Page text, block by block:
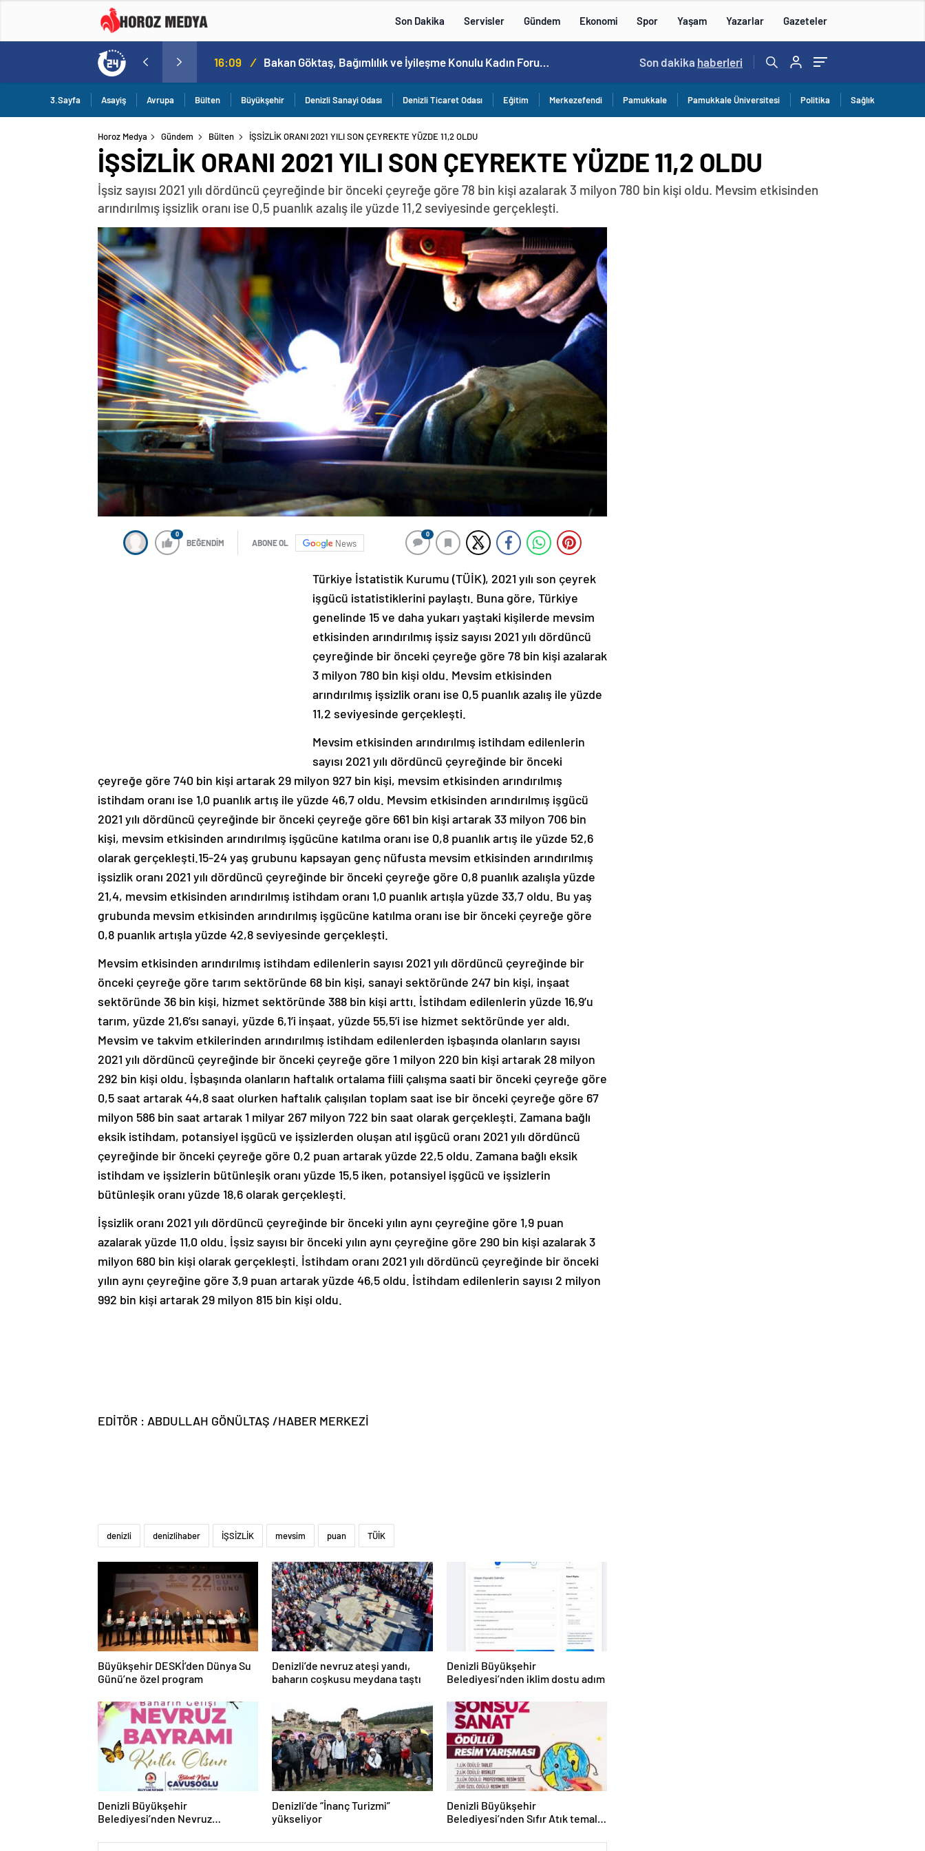
Son Dakika Servisler Gündem Ekonomi Spor Yaşam Yazarlar Gazeteler
16:09 / Bakan Göktaş, Bağımlılık ve İyileşme Konulu Kadın Forumu’nda konuştu: 15:59 /
Son dakika haberleri
3.Sayfa Asayiş Avrupa Bülten Büyükşehir Denizli Sanayi Odası Denizli Ticaret Odası Eğitim Merkezefendi Pamukkale Pamukkale Üniversitesi Politika Sağlık
Horoz Medya Gündem Bülten İŞSİZLİK ORANI 2021 YILI SON ÇEYREKTE YÜZDE 11,2 OLDU
İŞSİZLİK ORANI 2021 YILI SON ÇEYREKTE YÜZDE 11,2 OLDU
İşsiz sayısı 2021 yılı dördüncü çeyreğinde bir önceki çeyreğe göre 78 bin kişi azalarak 3 milyon 780 bin kişi oldu. Mevsim etkisinden
arındırılmış işsizlik oranı ise 0,5 puanlık azalış ile yüzde 11,2 seviyesinde gerçekleşti.
0
BEĞENDİM ABONE OL News
0
Türkiye İstatistik Kurumu (TÜİK), 2021 yılı son çeyrek
işgücü istatistiklerini paylaştı. Buna göre, Türkiye
genelinde 15 ve daha yukarı yaştaki kişilerde mevsim
etkisinden arındırılmış işsiz sayısı 2021 yılı dördüncü
çeyreğinde bir önceki çeyreğe göre 78 bin kişi azalarak
3 milyon 780 bin kişi oldu. Mevsim etkisinden
arındırılmış işsizlik oranı ise 0,5 puanlık azalış ile yüzde
11,2 seviyesinde gerçekleşti.
Mevsim etkisinden arındırılmış istihdam edilenlerin
sayısı 2021 yılı dördüncü çeyreğinde bir önceki
çeyreğe göre 740 bin kişi artarak 29 milyon 927 bin kişi, mevsim etkisinden arındırılmış
istihdam oranı ise 1,0 puanlık artış ile yüzde 46,7 oldu. Mevsim etkisinden arındırılmış işgücü
2021 yılı dördüncü çeyreğinde bir önceki çeyreğe göre 661 bin kişi artarak 33 milyon 706 bin
kişi, mevsim etkisinden arındırılmış işgücüne katılma oranı ise 0,8 puanlık artış ile yüzde 52,6
olarak gerçekleşti.15-24 yaş grubunu kapsayan genç nüfusta mevsim etkisinden arındırılmış
işsizlik oranı 2021 yılı dördüncü çeyreğinde bir önceki çeyreğe göre 0,8 puanlık azalışla yüzde
21,4, mevsim etkisinden arındırılmış istihdam oranı 1,0 puanlık artışla yüzde 33,7 oldu. Bu yaş
grubunda mevsim etkisinden arındırılmış işgücüne katılma oranı ise bir önceki çeyreğe göre
0,8 puanlık artışla yüzde 42,8 seviyesinde gerçekleşti.
Mevsim etkisinden arındırılmış istihdam edilenlerin sayısı 2021 yılı dördüncü çeyreğinde bir
önceki çeyreğe göre tarım sektöründe 68 bin kişi, sanayi sektöründe 247 bin kişi, inşaat
sektöründe 36 bin kişi, hizmet sektöründe 388 bin kişi arttı. İstihdam edilenlerin yüzde 16,9’u
tarım, yüzde 21,6’sı sanayi, yüzde 6,1’i inşaat, yüzde 55,5’i ise hizmet sektöründe yer aldı.
Mevsim ve takvim etkilerinden arındırılmış istihdam edilenlerden işbaşında olanların sayısı
2021 yılı dördüncü çeyreğinde bir önceki çeyreğe göre 1 milyon 220 bin kişi artarak 28 milyon
292 bin kişi oldu. İşbaşında olanların haftalık ortalama fiili çalışma saati bir önceki çeyreğe göre
0,5 saat artarak 44,8 saat olurken haftalık çalışılan toplam saat ise bir önceki çeyreğe göre 67
milyon 586 bin saat artarak 1 milyar 267 milyon 722 bin saat olarak gerçekleşti. Zamana bağlı
eksik istihdam, potansiyel işgücü ve işsizlerden oluşan atıl işgücü oranı 2021 yılı dördüncü
çeyreğinde bir önceki çeyreğe göre 0,2 puan artarak yüzde 22,5 oldu. Zamana bağlı eksik
istihdam ve işsizlerin bütünleşik oranı yüzde 15,5 iken, potansiyel işgücü ve işsizlerin
bütünleşik oranı yüzde 18,6 olarak gerçekleşti.
İşsizlik oranı 2021 yılı dördüncü çeyreğinde bir önceki yılın aynı çeyreğine göre 1,9 puan
azalarak yüzde 11,0 oldu. İşsiz sayısı bir önceki yılın aynı çeyreğine göre 290 bin kişi azalarak 3
milyon 680 bin kişi olarak gerçekleşti. İstihdam oranı 2021 yılı dördüncü çeyreğinde bir önceki
yılın aynı çeyreğine göre 3,9 puan artarak yüzde 46,5 oldu. İstihdam edilenlerin sayısı 2 milyon
992 bin kişi artarak 29 milyon 815 bin kişi oldu.
EDİTÖR : ABDULLAH GÖNÜLTAŞ /HABER MERKEZİ
denizli denizlihaber İŞSİZLİK mevsim puan TÜİK
Büyükşehir DESKİ’den Dünya Su
Günü’ne özel program
Denizli’de nevruz ateşi yandı,
baharın coşkusu meydana taştı
Denizli Büyükşehir
Belediyesi’nden iklim dostu adım
Denizli Büyükşehir
Belediyesi’nden Nevruz
Denizli’de “İnanç Turizmi”
yükseliyor
Denizli Büyükşehir
Belediyesi’nden Sıfır Atık temalı